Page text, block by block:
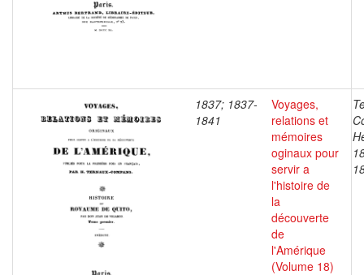
1837; 1837-
1841
Voyages,
relations et
mémoires
oginaux pour
servir a
l'histoire de
la
découverte
de
l'Amérique
(Volume 18)